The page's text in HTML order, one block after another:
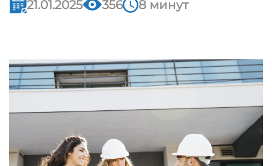
21.01.2025 356 8 минут